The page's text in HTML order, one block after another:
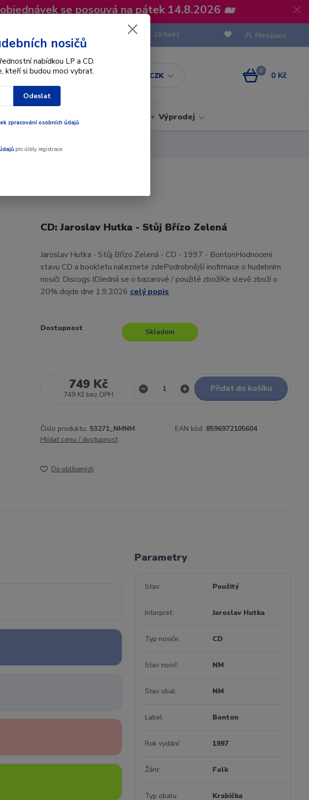
se posouvá na pátek 14.8.2026 🐋
CZK
Přihlášení
Hledat
(Po-Pá, 8 - 16 hod.)
0 0 Kč
Dárkové poukazy Výprodej
CD: Jaroslav Hutka - Stůj Břízo Zelená
Jaroslav Hutka - Stůj Břízo Zelená - CD - 1997 - BontonHodnocení
stavu CD a bookletu naleznete zdePodrobnější inofrmace o hudebním
nosiči: Discogs IDJedná se o bazarové / použité zbožíKe slevě zboží o
20% dojde dne 1.9.2026 celý popis
Dostupnost Skladem
749 Kč
749 Kč bez DPH
Přidat do košíku
Číslo produktu: 53271_NMNM EAN kód: 8596972105604
Hlídat cenu / dostupnost
Do oblíbených
Parametry
Stav Použitý
Interpret Jaroslav Hutka
Typ nosiče CD
Stav nosič NM
Stav obal NM
Label Bonton
Rok vydání 1997
Žánr Folk
Typ obalu Krabička
nosičů
nabídkou LP a CD.
kteří si budou moci vybrat.
Odeslat
zpracování osobních údajů.
pro účely registrace.